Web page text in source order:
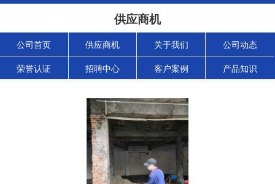
供应商机
公司首页 供应商机 关于我们 公司动态
荣誉认证 招聘中心 客户案例 产品知识